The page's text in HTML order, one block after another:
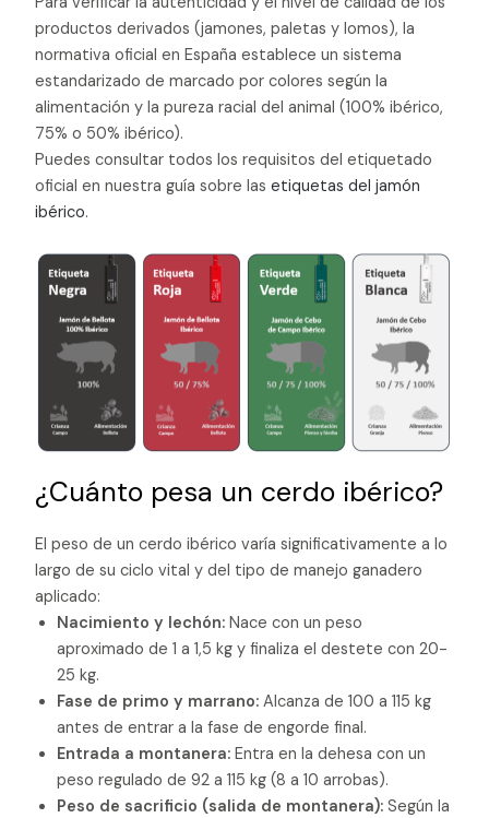
productos derivados (jamones, paletas y lomos), la
normativa oficial en España establece un sistema
estandarizado de marcado por colores según la
alimentación y la pureza racial del animal (100% ibérico,
75% o 50% ibérico).
Puedes consultar todos los requisitos del etiquetado
oficial en nuestra guía sobre lasetiquetas del jamón
ibérico.
¿Cuánto pesa un cerdo ibérico?
El peso de un cerdo ibérico varía significativamente a lo
largo de su ciclo vital y del tipo de manejo ganadero
aplicado:
Nacimiento y lechón: Nace con un peso
aproximado de 1 a 1,5 kg y finaliza el destete con 20-
25 kg.
Fase de primo y marrano: Alcanza de 100 a 115 kg
antes de entrar a la fase de engorde final.
Entrada a montanera: Entra en la dehesa con un
peso regulado de 92 a 115 kg (8 a 10 arrobas).
Peso de sacrificio (salida de montanera): Según la